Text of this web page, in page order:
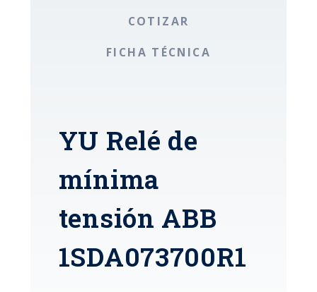
COTIZAR
FICHA TÉCNICA
YU Relé de
mínima
tensión ABB
1SDA073700R1